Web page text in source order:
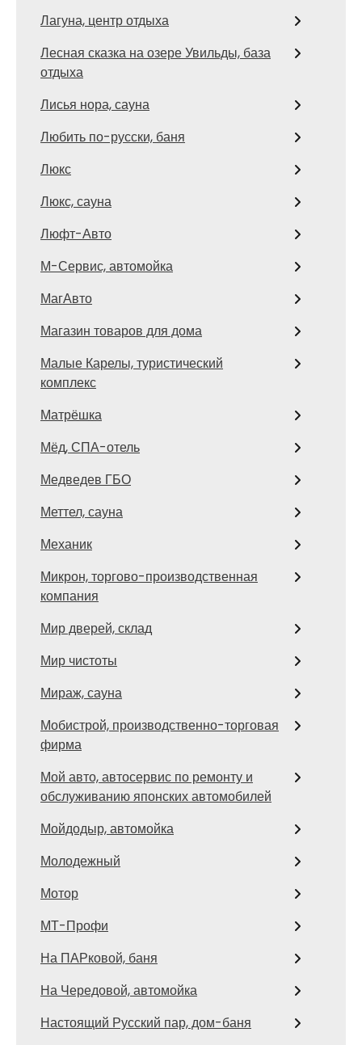
Лагуна, центр отдыха
Лесная сказка на озере Увильды, база
отдыха
Лисья нора, сауна
Любить по-русски, баня
Люкс
Люкс, сауна
Люфт-Авто
М-Сервис, автомойка
МагАвто
Магазин товаров для дома
Малые Карелы, туристический
комплекс
Матрёшка
Мёд, СПА-отель
Медведев ГБО
Меттел, сауна
Механик
Микрон, торгово-производственная
компания
Мир дверей, склад
Мир чистоты
Мираж, сауна
Мобистрой, производственно-торговая
фирма
Мой авто, автосервис по ремонту и
обслуживанию японских автомобилей
Мойдодыр, автомойка
Молодежный
Мотор
МТ-Профи
На ПАРковой, баня
На Чередовой, автомойка
Настоящий Русский пар, дом-баня